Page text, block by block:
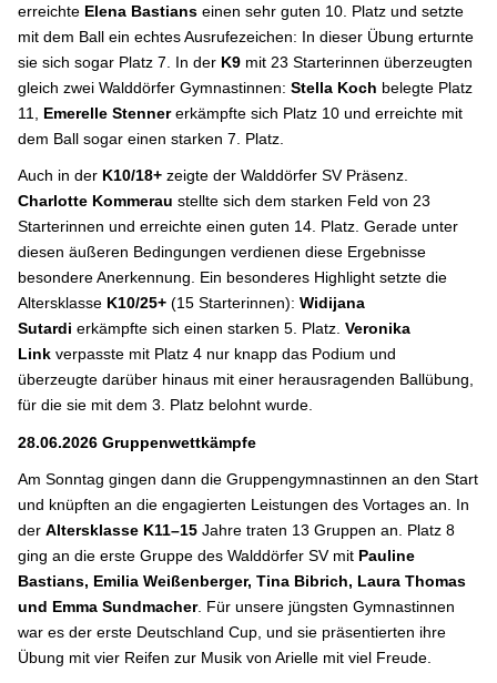
erreichte Elena Bastians einen sehr guten 10. Platz und setzte
mit dem Ball ein echtes Ausrufezeichen: In dieser Übung erturnte
sie sich sogar Platz 7. In der K9 mit 23 Starterinnen überzeugten
gleich zwei Walddörfer Gymnastinnen: Stella Koch belegte Platz
11, Emerelle Stennererkämpfte sich Platz 10 und erreichte mit
dem Ball sogar einen starken 7. Platz.
Auch in der K10/18+ zeigte der Walddörfer SV Präsenz.
Charlotte Kommerau stellte sich dem starken Feld von 23
Starterinnen und erreichte einen guten 14. Platz. Gerade unter
diesen äußeren Bedingungen verdienen diese Ergebnisse
besondere Anerkennung. Ein besonderes Highlight setzte die
Altersklasse K10/25+ (15 Starterinnen): Widijana
Sutardi erkämpfte sich einen starken 5. Platz. Veronika
Link verpasste mit Platz 4 nur knapp das Podium und
überzeugte darüber hinaus mit einer herausragenden Ballübung,
für die sie mit dem 3. Platz belohnt wurde.
28.06.2026 Gruppenwettkämpfe
Am Sonntag gingen dann die Gruppengymnastinnen an den Start
und knüpften an die engagierten Leistungen des Vortages an. In
der Altersklasse K11–15 Jahre traten 13 Gruppen an. Platz 8
ging an die erste Gruppe des Walddörfer SV mit Pauline
Bastians, Emilia Weißenberger, Tina Bibrich, Laura Thomas
und Emma Sundmacher. Für unsere jüngsten Gymnastinnen
war es der erste Deutschland Cup, und sie präsentierten ihre
Übung mit vier Reifen zur Musik von Arielle mit viel Freude.